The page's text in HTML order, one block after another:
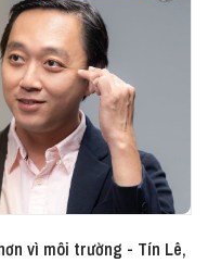
vì môi trường - Tín Lê,